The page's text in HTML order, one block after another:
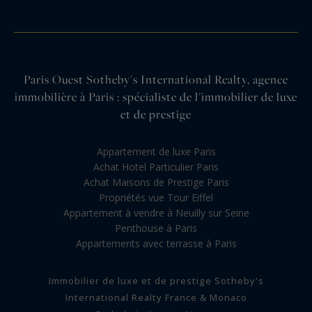
Paris Ouest Sotheby's International Realty, agence
immobilière à Paris : spécialiste de l'immobilier de luxe
et de prestige
Appartement de luxe Paris
Achat Hotel Particulier Paris
Achat Maisons de Prestige Paris
Propriétés vue Tour Eiffel
Appartement à vendre à Neuilly sur Seine
Penthouse à Paris
Appartements avec terrasse à Paris
Immobilier de luxe et de prestige Sotheby's
International Realty France & Monaco